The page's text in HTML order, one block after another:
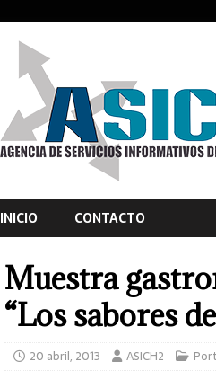
INICIO CONTACTO
Muestra
“Los sabores
20 abril, 2013 ASICH2